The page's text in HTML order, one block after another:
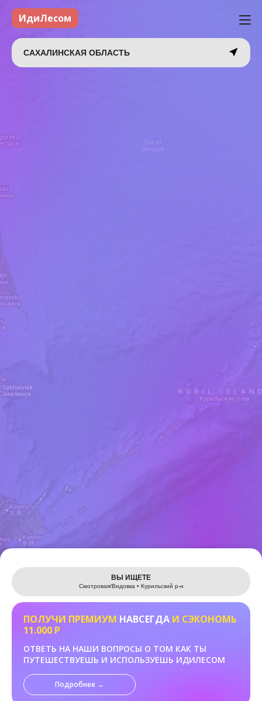
Leaflet
ИдиЛесом
САХАЛИНСКАЯ ОБЛАСТЬ
ВЫ ИЩЕТЕ
Смотровая/Видовка • Курильский р-н
ПОЛУЧИ ПРЕМИУМ НАВСЕГДА И СЭКОНОМЬ
11.000 Р
ОТВЕТЬ НА НАШИ ВОПРОСЫ О ТОМ КАК ТЫ
ПУТЕШЕСТВУЕШЬ И ИСПОЛЬЗУЕШЬ ИДИЛЕСОМ
Подробнее →